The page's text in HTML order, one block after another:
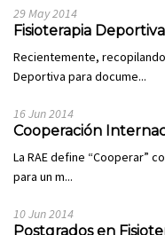
29 May 2014
Fisioterapia
Recientemente,
Deportiva para docume...
16 Jun 2014
Cooperación
La RAE define “Cooperar”
para un m...
10 Jun 2014
Postgrados en